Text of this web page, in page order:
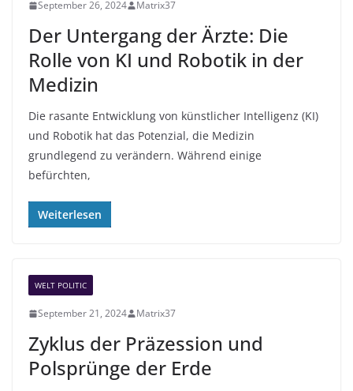
September 26, 2024 Matrix37
Der Untergang der Ärzte: Die
Rolle von KI und Robotik in der
Medizin
Die rasante Entwicklung von künstlicher Intelligenz (KI)
und Robotik hat das Potenzial, die Medizin
grundlegend zu verändern. Während einige
befürchten,
Weiterlesen
WELT POLITIC
September 21, 2024 Matrix37
Zyklus der Präzession und
Polsprünge der Erde